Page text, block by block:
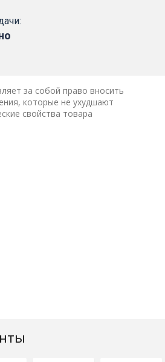
за собой право вносить
которые не ухудшают
свойства товара